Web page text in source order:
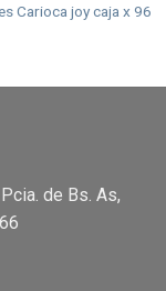
Carioca joy caja x 96
de Bs. As,